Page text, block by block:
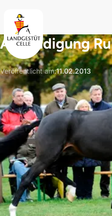
Ankündigung
Veröffentlicht am:11.02.2013